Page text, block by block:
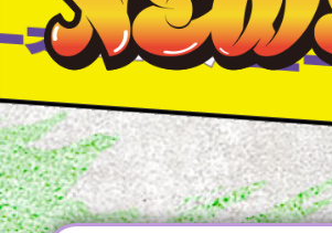
ニュース ニュース